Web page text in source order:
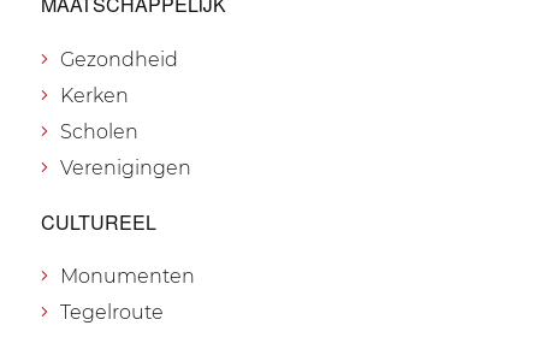
Gezondheid
Kerken
Scholen
Verenigingen
CULTUREEL
Monumenten
Tegelroute